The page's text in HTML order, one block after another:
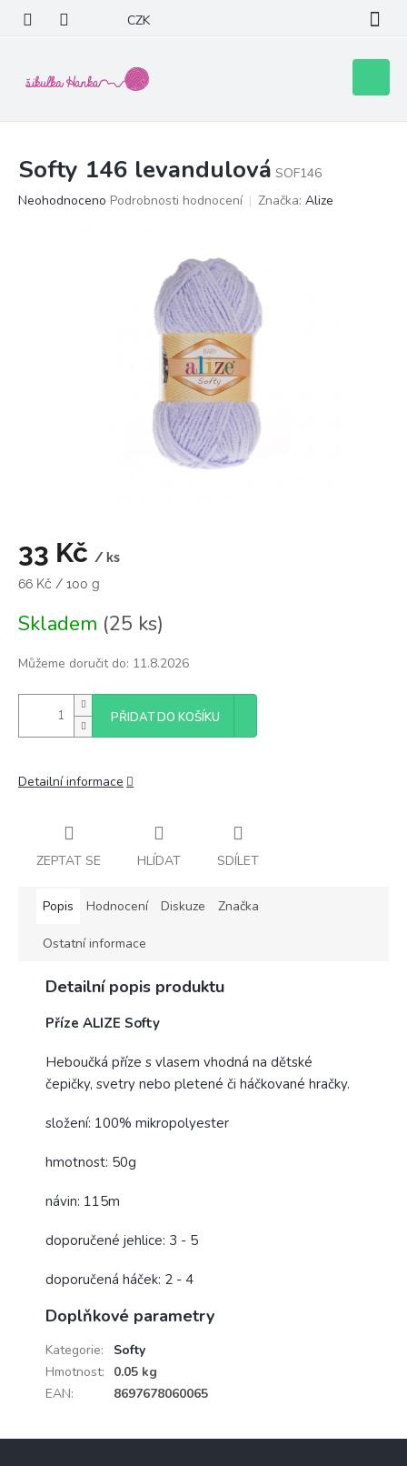
obsah
CZK
košík
Softy 146 levandulová SOF146
Průměrné
Neohodnoceno Podrobnosti hodnocení Značka: Alize
33 Kč / ks
Měrná
66 Kč / 100 g
Skladem (25 ks)
Můžeme doručit do: 11.8.2026
PŘIDAT DO KOŠÍKU
Detailní informace
ZEPTAT SE HLÍDAT SDÍLET
Popis Hodnocení Diskuze Značka
Ostatní informace
Detailní popis produktu
Příze ALIZE Softy
Heboučká příze s vlasem vhodná na dětské
čepičky, svetry nebo pletené či háčkované hračky.
složení: 100% mikropolyester
hmotnost: 50g
návin: 115m
doporučené jehlice: 3 - 5
doporučená háček: 2 - 4
Doplňkové parametry
Kategorie:
Softy
Hmotnost:
0.05 kg
EAN: 8697678060065